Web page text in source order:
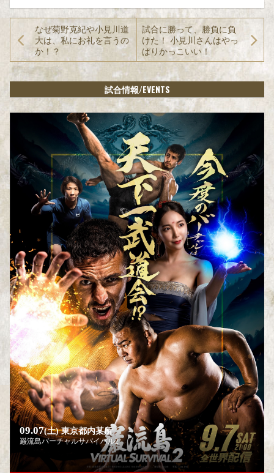
なぜ菊野克紀や小見川道
大は、私にお礼を言うの
か！？
試合に勝って、勝負に負
けた！ 小見川さんはやっ
ぱりかっこいい！
試合情報/EVENTS
09.07(土)東京都内某所
巌流島バーチャルサバイバル2